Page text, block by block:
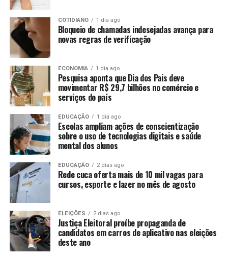
COTIDIANO 1 dia ago
Bloqueio de chamadas indesejadas avança para
novas regras de verificação
ECONOMIA 1 dia ago
Pesquisa aponta que Dia dos Pais deve
movimentar R$ 29,7 bilhões no comércio e
serviços do país
EDUCAÇÃO 1 dia ago
Escolas ampliam ações de conscientização
sobre o uso de tecnologias digitais e saúde
mental dos alunos
EDUCAÇÃO 2 dias ago
Rede cuca oferta mais de 10 mil vagas para
cursos, esporte e lazer no mês de agosto
ELEIÇÕES 2 dias ago
Justiça Eleitoral proíbe propaganda de
candidatos em carros de aplicativo nas eleições
deste ano